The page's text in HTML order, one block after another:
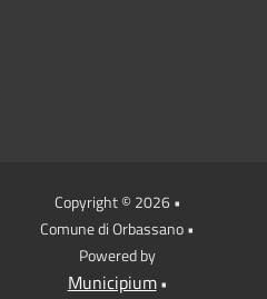
Copyright © 2026 •
Comune di Orbassano •
Powered by
Municipium•